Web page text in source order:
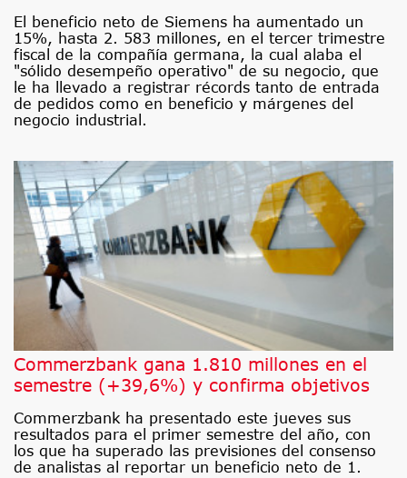
El beneficio neto de Siemens ha aumentado un
15%, hasta 2. 583 millones, en el tercer trimestre
fiscal de la compañía germana, la cual alaba el
"sólido desempeño operativo" de su negocio, que
le ha llevado a registrar récords tanto de entrada
de pedidos como en beneficio y márgenes del
negocio industrial.
Commerzbank gana 1.810 millones en el
semestre (+39,6%) y confirma objetivos
Commerzbank ha presentado este jueves sus
resultados para el primer semestre del año, con
los que ha superado las previsiones del consenso
de analistas al reportar un beneficio neto de 1.